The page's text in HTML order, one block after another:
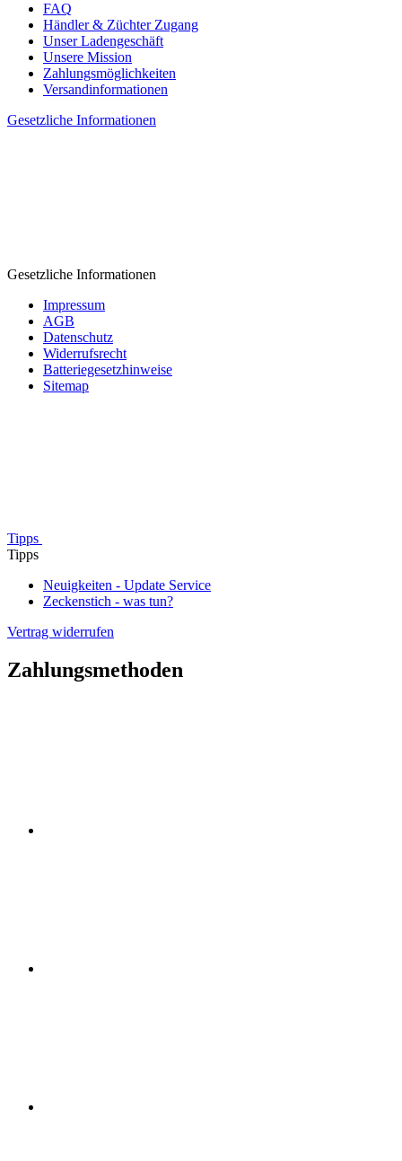
FAQ
Händler & Züchter Zugang
Unser Ladengeschäft
Unsere Mission
Zahlungsmöglichkeiten
Versandinformationen
Gesetzliche Informationen
Gesetzliche Informationen
Impressum
AGB
Datenschutz
Widerrufsrecht
Batteriegesetzhinweise
Sitemap
Tipps
Tipps
Neuigkeiten - Update Service
Zeckenstich - was tun?
Vertrag widerrufen
Zahlungsmethoden